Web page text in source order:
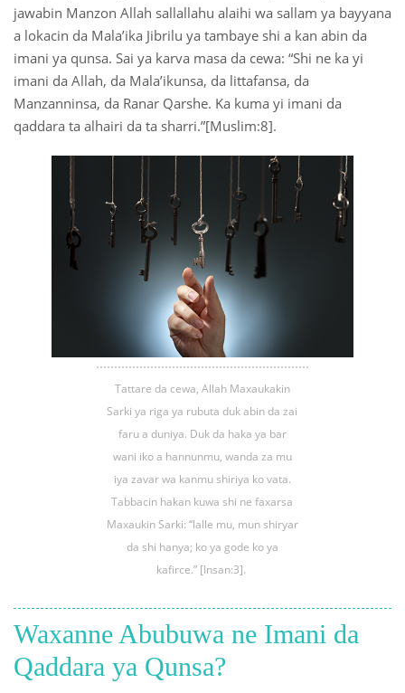
jawabin Manzon Allah sallallahu alaihi wa sallam ya bayyana
a lokacin da Mala’ika Jibrilu ya tambaye shi a kan abin da
imani ya qunsa. Sai ya karva masa da cewa: “Shi ne ka yi
imani da Allah, da Mala’ikunsa, da littafansa, da
Manzanninsa, da Ranar Qarshe. Ka kuma yi imani da
qaddara ta alhairi da ta sharri.”[Muslim:8].
Tattare da cewa, Allah Maxaukakin
Sarki ya riga ya rubuta duk abin da zai
faru a duniya. Duk da haka ya bar
wani iko a hannunmu, wanda za mu
iya zavar wa kanmu shiriya ko vata.
Tabbacin hakan kuwa shi ne faxarsa
Maxaukin Sarki: ‘‘lalle mu, mun shiryar
da shi hanya; ko ya gode ko ya
kafirce.” [Insan:3].
Waxanne Abubuwa ne Imani da
Qaddara ya Qunsa?